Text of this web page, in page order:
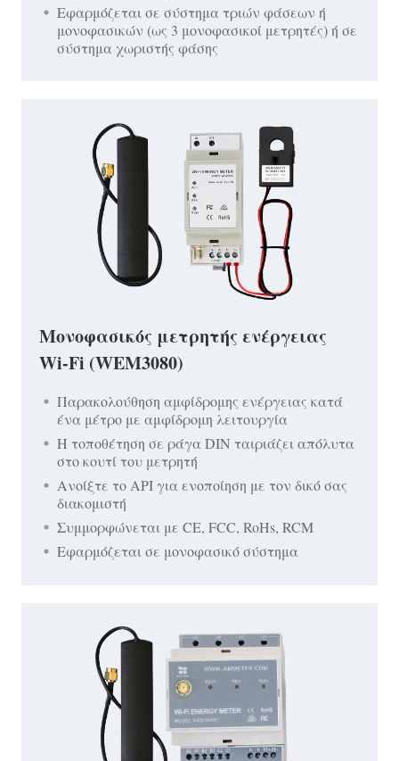
Εφαρμόζεται σε σύστημα τριών φάσεων ή
μονοφασικών (ως 3 μονοφασικοί μετρητές) ή σε
σύστημα χωριστής φάσης
Μονοφασικός μετρητής ενέργειας
Wi-Fi (WEM3080)
Παρακολούθηση αμφίδρομης ενέργειας κατά
ένα μέτρο με αμφίδρομη λειτουργία
Η τοποθέτηση σε ράγα DIN ταιριάζει απόλυτα
στο κουτί του μετρητή
Ανοίξτε το API για ενοποίηση με τον δικό σας
διακομιστή
Συμμορφώνεται με CE, FCC, RoHs, RCM
Εφαρμόζεται σε μονοφασικό σύστημα